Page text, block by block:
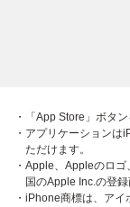
・「App Store」ボタ
・アプリケーション
ただけます。
・Apple、Appleのロ
国のApple Inc.の登録
・iPhone商標は、ア